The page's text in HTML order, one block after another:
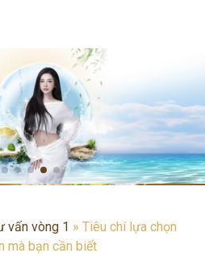
vấn vòng 1 » Tiêu chí lựa chọn
mà bạn cần biết